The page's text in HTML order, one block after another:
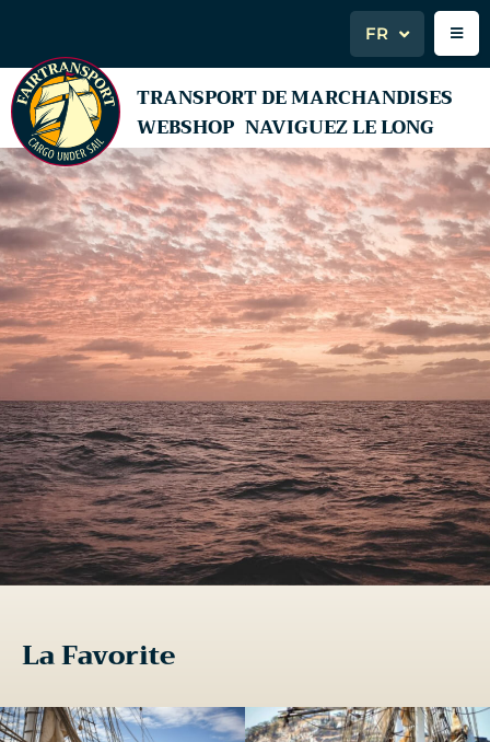
FR
TRANSPORT DE MARCHANDISES
WEBSHOP NAVIGUEZ LE LONG
La Favorite